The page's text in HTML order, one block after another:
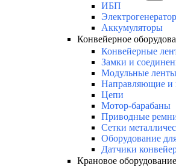
ИБП
Аккумуляторы
Конвейерное
Конвейерные
Замки и
Модульные ленты
Направляющие и
Цепи
Мотор-барабаны
Приводные
Сетки
Оборудование
Датчики
Крановое оборудование